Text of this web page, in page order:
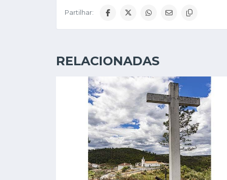
Partilhar:
RELACIONADAS